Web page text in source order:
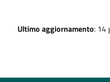
Ultimo aggiornamento: 14